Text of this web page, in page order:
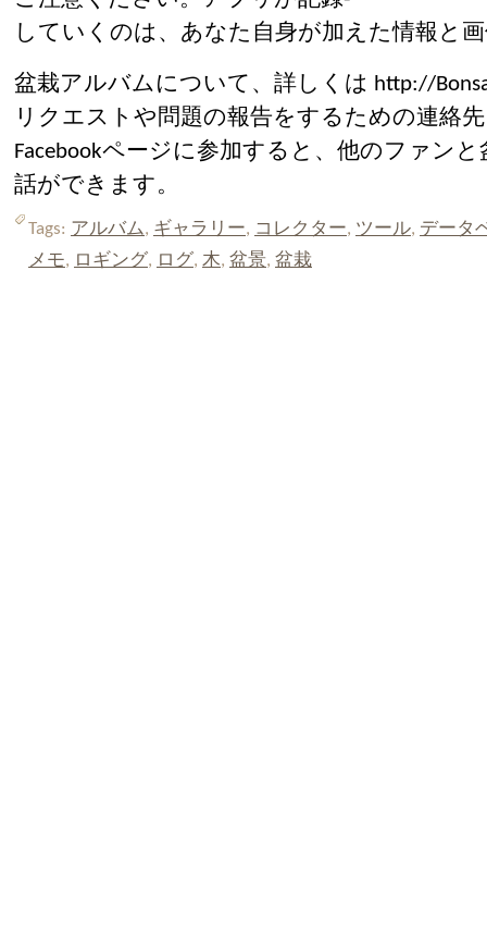
していくのは、あなた自身が加えた情報と
盆栽アルバムについて、詳しくは http://
リクエストや問題の報告をするための連絡
Facebookページに参加すると、他のファン
話ができます。
Tags: アルバム, ギャラリー, コレクター, ツール, データ
メモ, ロギング, ログ, 木, 盆景, 盆栽